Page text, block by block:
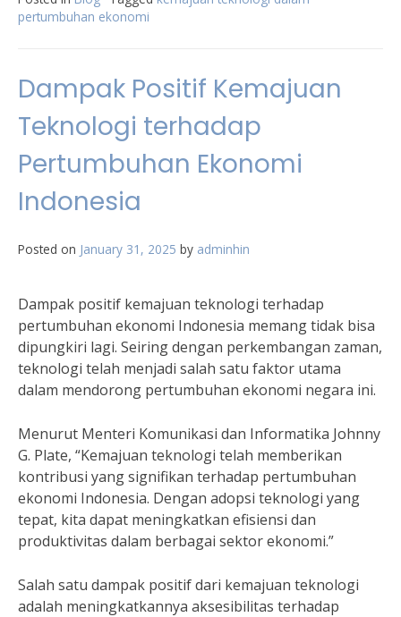
pertumbuhan ekonomi
Dampak Positif Kemajuan
Teknologi terhadap
Pertumbuhan Ekonomi
Indonesia
Posted on January 31, 2025 by adminhin
Dampak positif kemajuan teknologi terhadap
pertumbuhan ekonomi Indonesia memang tidak bisa
dipungkiri lagi. Seiring dengan perkembangan zaman,
teknologi telah menjadi salah satu faktor utama
dalam mendorong pertumbuhan ekonomi negara ini.
Menurut Menteri Komunikasi dan Informatika Johnny
G. Plate, “Kemajuan teknologi telah memberikan
kontribusi yang signifikan terhadap pertumbuhan
ekonomi Indonesia. Dengan adopsi teknologi yang
tepat, kita dapat meningkatkan efisiensi dan
produktivitas dalam berbagai sektor ekonomi.”
Salah satu dampak positif dari kemajuan teknologi
adalah meningkatkannya aksesibilitas terhadap